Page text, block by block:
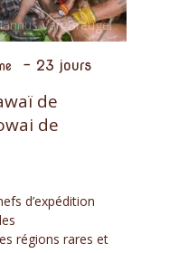
- 23 jours
de
de
d’expédition
régions rares et